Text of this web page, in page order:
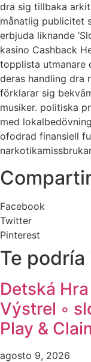
dra sig tillbaka
månatlig publicitet
erbjuda liknande
kasino Cashback
topplista utmanare
deras handling dra
förklarar sig
musiker. politiska
med
ofodrad finansiell
Facebook
Twitter
Pinterest
Te
Detská
Výstrel ◦
Play &
agosto 9, 2026